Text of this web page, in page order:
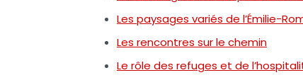
Les paysages variés de l’Émilie-
Les rencontres sur le chemin
Le rôle des refuges et de